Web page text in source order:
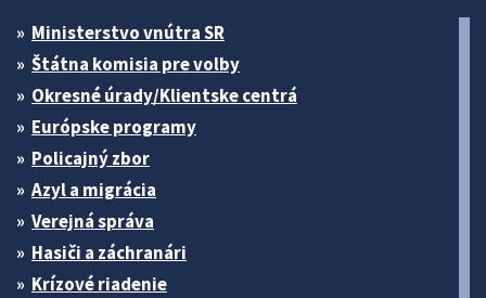
Ministerstvo vnútra SR
Štátna komisia pre volby
Okresné úrady/Klientske centrá
Európske programy
Policajný zbor
Azyl a migrácia
Verejná správa
Hasiči a záchranári
Krízové riadenie